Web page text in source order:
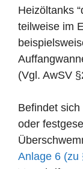
Heizöltanks
teilweise im
(Vgl. AwSV
Befindet
oder
Anlage 6 (zu